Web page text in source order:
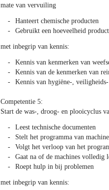
mate van vervuiling
Hanteert chemische producten
Gebruikt een hoeveelheid
met inbegrip van kennis:
Kennis van kenmerken van
Kennis van de kenmerken van
Kennis van hygiëne-,
Competentie 5:
Start de was-, droog- en plooicyclus
Leest technische documenten
Stelt het programma van
Volgt het verloop van het
Gaat na of de machines volledig
Roept hulp in bij problemen
met inbegrip van kennis: